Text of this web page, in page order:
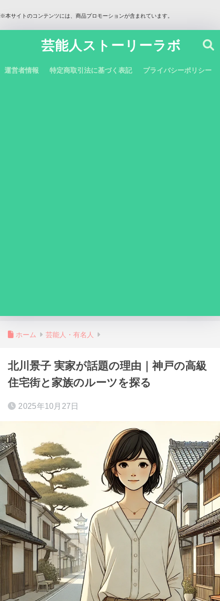
※本サイトのコンテンツには、商品プロモーションが含まれています。
芸能人ストーリーラボ
運営者情報 特定商取引法に基づく表記 プライバシーポリシー
ホーム 芸能人・有名人
北川景子 実家が話題の理由｜神戸の高級
住宅街と家族のルーツを探る
2025年10月27日